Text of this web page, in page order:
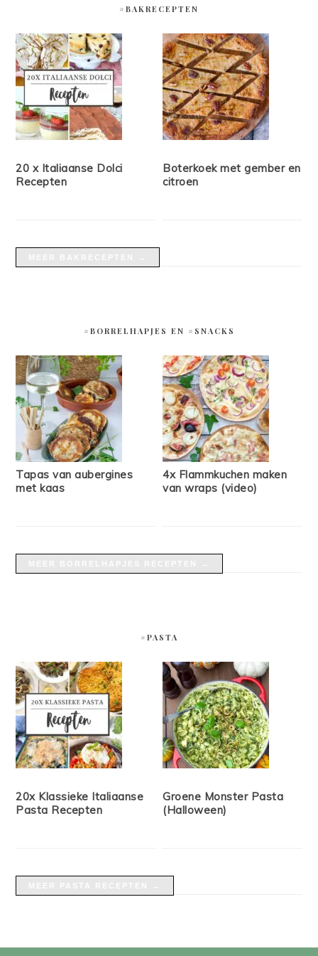
#BAKRECEPTEN
20 x Italiaanse Dolci
Recepten
Boterkoek met gember en
citroen
#BORRELHAPJES EN #SNACKS
Tapas van aubergines
met kaas
4x Flammkuchen maken
van wraps (video)
#PASTA
20x Klassieke Italiaanse
Pasta Recepten
Groene Monster Pasta
(Halloween)